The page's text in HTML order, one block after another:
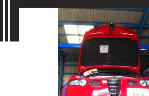
車検・整備・修理のご依頼
中古車探しのご依頼/その他
お問い合わせフォーム
お問い合わせ総合
058-247-8001
タップで電話がかかります
Contact Form